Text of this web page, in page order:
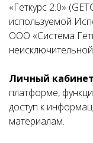
«Геткурс 2.0»
используемой
ООО «Система
Личный кабинет
платформе,
доступ к
материалам.